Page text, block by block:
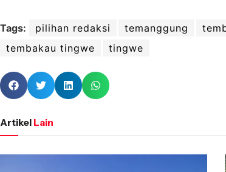
Tags: pilihan redaksi temanggung
tembakau tingwe
tingwe
Artikel Lain